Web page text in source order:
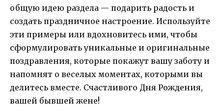
общую идею раздела — подарить радость и
создать праздничное настроение. Используйте
эти примеры или вдохновитесь ими, чтобы
сформулировать уникальные и оригинальные
поздравления, которые покажут вашу заботу и
напомнят о веселых моментах, которыми вы
делитесь вместе. Счастливого Дня Рождения,
вашей бывшей жене!